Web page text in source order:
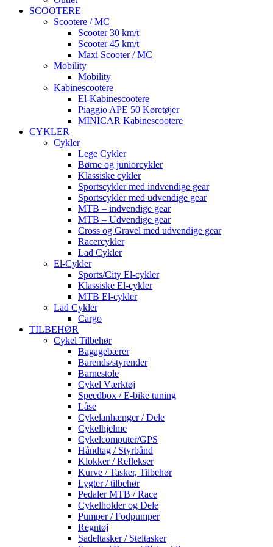
SCOOTERE
Scootere / MC
Scooter 30 km/t
Scooter 45 km/t
Maxi Scooter / MC
Mobility
Mobility
Kabinescootere
El-Kabinescootere
Piaggio APE 50 Køretøjer
MINICAR Kabinescootere
CYKLER
Cykler
Lege Cykler
Børne og juniorcykler
Klassiske cykler
Sportscykler med indvendige gear
Sportscykler med udvendige gear
MTB – indvendige gear
MTB – Udvendige gear
Cross og Gravel med udvendige gear
Racercykler
Lad Cykler
El-Cykler
Sports/City El-cykler
Klassiske El-cykler
MTB El-cykler
Lad Cykler
Cargo
TILBEHØR
Cykel Tilbehør
Bagagebærer
Barends/styrender
Barnestole
Cykel Værktøj
Speedbox / E-bike tuning
Låse
Cykelanhænger / Dele
Cykelhjelme
Cykelcomputer/GPS
Håndtag / Styrbånd
Klokker / Reflekser
Kurve / Tasker, Tilbehør
Lygter / tilbehør
Pedaler MTB / Race
Cykelholder og Dele
Pumper / Fodpumper
Regntøj
Sadeltasker / Steltasker